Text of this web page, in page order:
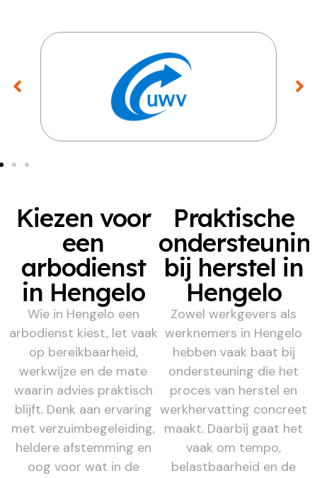
Kiezen voor
een
arbodienst
in Hengelo
Wie in Hengelo een
arbodienst kiest, let vaak
op bereikbaarheid,
werkwijze en de mate
waarin advies praktisch
blijft. Denk aan ervaring
met verzuimbegeleiding,
heldere afstemming en
oog voor wat in de
Praktische
bij herstel in
Hengelo
Zowel werkgevers als
werknemers in Hengelo
hebben vaak baat bij
ondersteuning die het
proces van herstel en
werkhervatting concreet
maakt. Daarbij gaat het
vaak om tempo,
belastbaarheid en de